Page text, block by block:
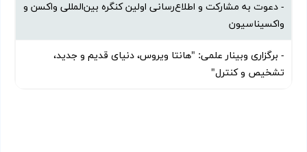
- دعوت به مشارکت و اطلاع‌رسانی اولین کنگره بین‌المللی واکسن و
واکسیناسیون
- برگزاری وبینار علمی: "هانتا ویروس، دنیای قدیم و جدید،
تشخیص و کنترل"